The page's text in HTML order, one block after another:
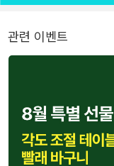
관련 이벤트